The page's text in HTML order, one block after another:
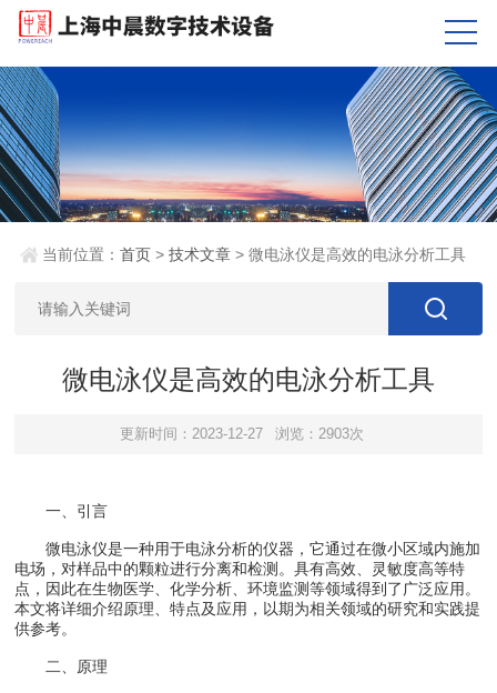
当前位置：首页 >技术文章 > 微电泳仪是高效的电泳分析工具
微电泳仪是高效的电泳分析工具
更新时间：2023-12-27 浏览：2903次
一、引言
微电泳仪是一种用于电泳分析的仪器，它通过在微小区域内施加
电场，对样品中的颗粒进行分离和检测。具有高效、灵敏度高等特
点，因此在生物医学、化学分析、环境监测等领域得到了广泛应用。
本文将详细介绍原理、特点及应用，以期为相关领域的研究和实践提
供参考。
二、原理